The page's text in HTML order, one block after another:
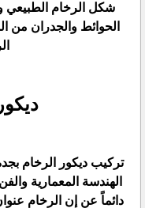
شكل الرخام الطبيعي
الحوائط والجدران من
تركيب ديكور الرخام
الهندسة المعمارية
دائماً عن إن الرخام